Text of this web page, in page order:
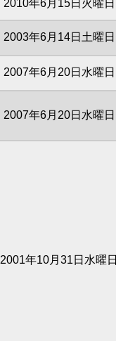
2010年6月15日火曜日
2003年6月14日土曜日
2007年6月20日水曜日
2007年6月20日水曜日
2001年10月31日水曜日